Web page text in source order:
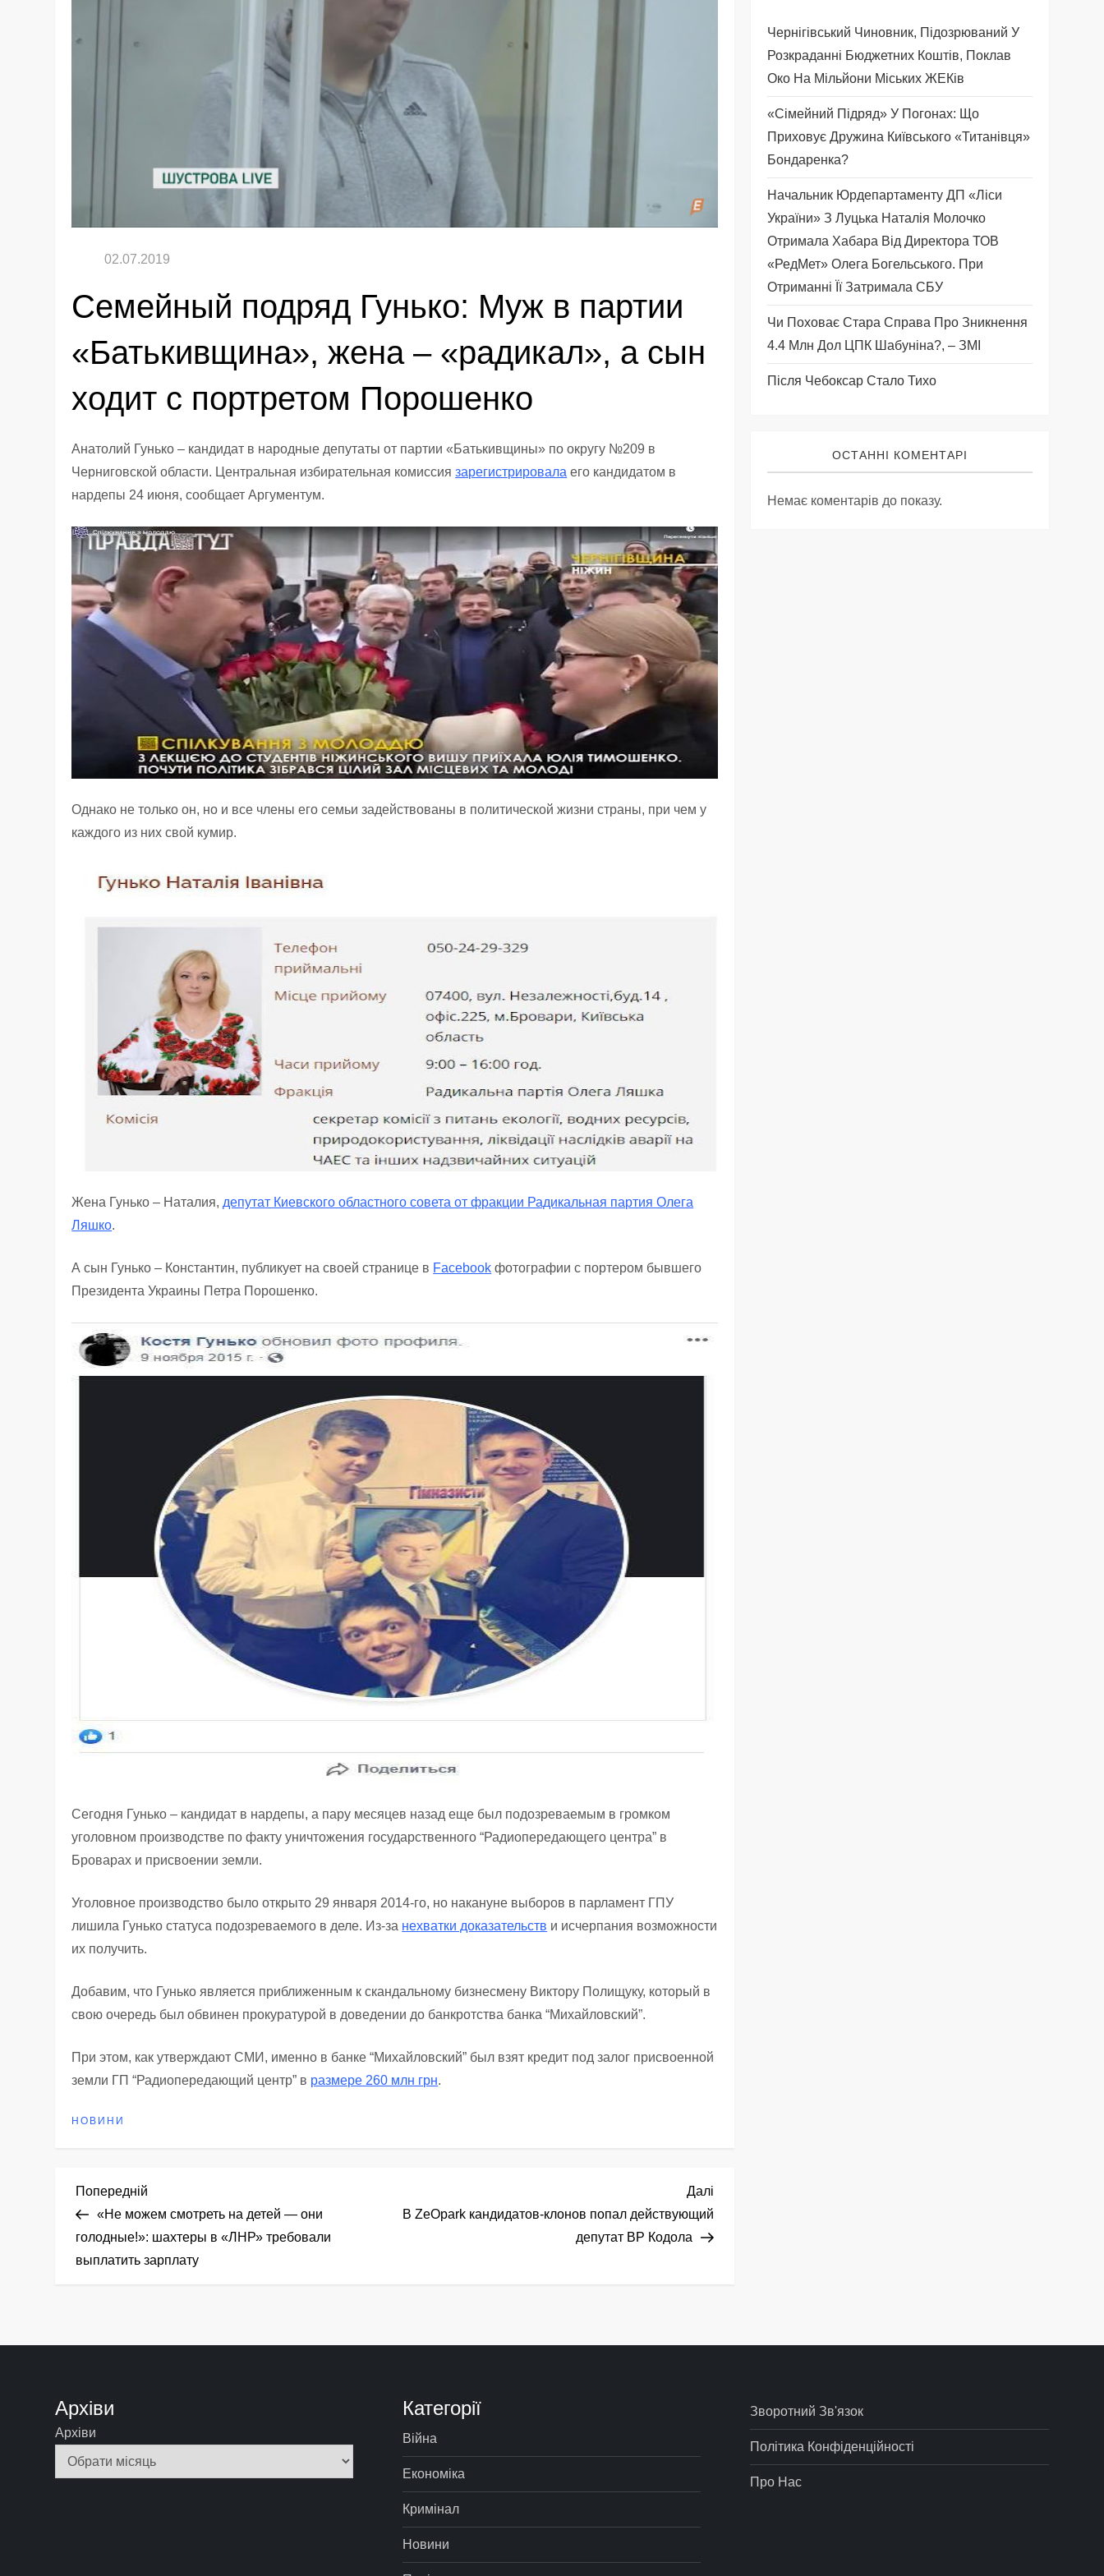
Семейный подряд Гунько: Муж в партии
«Батькивщина», жена – «радикал», а сын
ходит с портретом Порошенко
Анатолий Гунько – кандидат в народные депутаты от партии «Батькивщины» по округу №209 в
Черниговской области. Центральная избирательная комиссиязарегистрировала его кандидатом в
нардепы 24 июня, сообщает Аргументум.
Однако не только он, но и все члены его семьи задействованы в политической жизни страны, при чем у
каждого из них свой кумир.
Жена Гунько – Наталия, депутат Киевского областного совета от фракции Радикальная партия Олега
Ляшко.
А сын Гунько – Константин, публикует на своей странице в Facebook фотографии с портером бывшего
Президента Украины Петра Порошенко.
Cегодня Гунько – кандидат в нардепы, а пару месяцев назад еще был подозреваемым в громком
уголовном производстве по факту уничтожения государственного “Радиопередающего центра” в
Броварах и присвоении земли.
Уголовное производство было открыто 29 января 2014-го, но накануне выборов в парламент ГПУ
лишила Гунько статуса подозреваемого в деле. Из-за нехватки доказательств и исчерпания возможности
их получить.
Добавим, что Гунько является приближенным к скандальному бизнесмену Виктору Полищуку, который в
свою очередь был обвинен прокуратурой в доведении до банкротства банка “Михайловский”.
При этом, как утверждают СМИ, именно в банке “Михайловский” был взят кредит под залог присвоенной
земли ГП “Радиопередающий центр” в размере 260 млн грн.
НОВИНИ
Н
а
в
г
ц
і
Попередній
запис
Попередній
«Не можем смотреть на детей — они
голодные!»: шахтеры в «ЛНР» требовали
выплатить зарплату
Наступний
запис
Далі
В ZeOpark кандидатов-клонов попал действующий
депутат ВР Кодола
Чернігівський Чиновник, Підозрюваний У
Розкраданні Бюджетних Коштів, Поклав
Око На Мільйони Міських ЖЕКів
«Сімейний Підряд» У Погонах: Що
Приховує Дружина Київського «титанівця»
Бондаренка?
Начальник Юрдепартаменту ДП «Ліси
України» З Луцька Наталія Молочко
Отримала Хабара Від Директора ТОВ
«РедМет» Олега Богельського. При
Отриманні Її Затримала СБУ
Чи Поховає Стара Справа Про Зникнення
4.4 Млн Дол ЦПК Шабуніна?, – ЗМІ
Після Чебоксар Стало Тихо
ОСТАННІ КОМЕНТАРІ
Немає коментарів до показу.
Архіви
Архіви
Категорії
Війна
Економіка
Кримінал
Новини
Зворотний Зв'язок
Політика Конфіденційності
Про Нас